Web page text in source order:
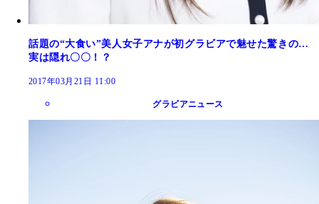
話題の“大食い”美人女子アナが初グラビアで魅せた驚きの…
実は隠れ〇〇！？
2017年03月21日 11:00
グラビアニュース